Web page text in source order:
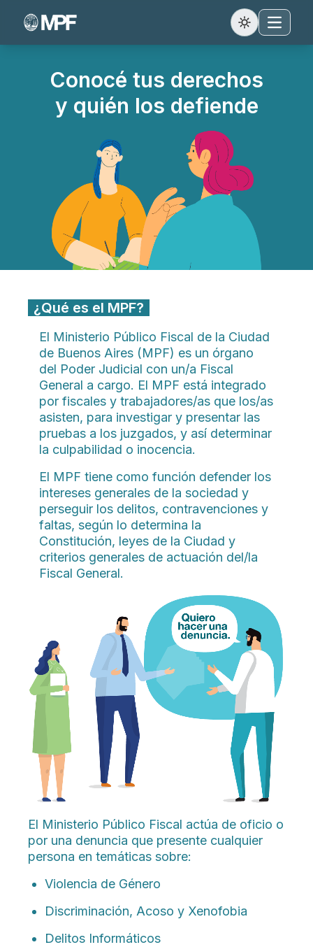
Abrir
Conocé tus derechos
y quién los defiende
¿Qué es el MPF?
El Ministerio Público Fiscal de la Ciudad
de Buenos Aires (MPF) es un órgano
del Poder Judicial con un/a Fiscal
General a cargo. El MPF está integrado
por fiscales y trabajadores/as que los/as
asisten, para investigar y presentar las
pruebas a los juzgados, y así determinar
la culpabilidad o inocencia.
El MPF tiene como función defender los
intereses generales de la sociedad y
perseguir los delitos, contravenciones y
faltas, según lo determina la
Constitución, leyes de la Ciudad y
criterios generales de actuación del/la
Fiscal General.
El Ministerio Público Fiscal actúa de oficio o
por una denuncia que presente cualquier
persona en temáticas sobre:
Violencia de Género
Discriminación, Acoso y Xenofobia
Delitos Informáticos